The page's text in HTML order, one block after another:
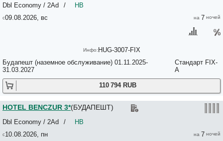
Kikelet Panzio 3*
King Apartments Budapest 3*
Kis Gellert Guesthouse 2*
Kisfaludy Street Rooms 3*
Klebelsberg Kastely 4*
Komplex Bara Hotel & Conference Center 3*
Krisco Apartments 3*
Kvihotel Budapest 4*
La Fortezza 4*
09.08.2026, вс
Будапешт (наземное обслуживание) 01.11.2025-
31.03.2027
Стандарт FIX-
A
7
/ HB
Dbl Economy / 2Ad
110 794 RUB
HUG-3007-FIX
10.08.2026, пн 7
HOTEL BENCZUR 3*(БУДАПЕШТ)
/ HB
Dbl Economy / 2Ad